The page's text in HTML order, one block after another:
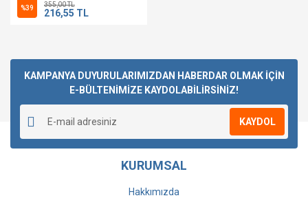
%39 355,00 TL
216,55 TL
KAMPANYA DUYURULARIMIZDAN HABERDAR OLMAK İÇİN
E-BÜLTENİMİZE KAYDOLABİLİRSİNİZ!
KAYDOL
KURUMSAL
Hakkımızda